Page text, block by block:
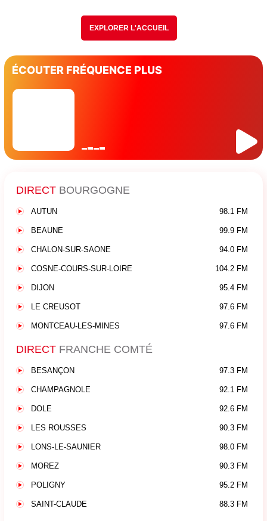
EXPLORER L'ACCUEIL
ÉCOUTER FRÉQUENCE PLUS
DIRECT BOURGOGNE
AUTUN 98.1 FM
BEAUNE 99.9 FM
CHALON-SUR-SAONE 94.0 FM
COSNE-COURS-SUR-LOIRE 104.2 FM
DIJON 95.4 FM
LE CREUSOT 97.6 FM
MONTCEAU-LES-MINES 97.6 FM
DIRECT FRANCHE COMTÉ
BESANÇON 97.3 FM
CHAMPAGNOLE 92.1 FM
DOLE 92.6 FM
LES ROUSSES 90.3 FM
LONS-LE-SAUNIER 98.0 FM
MOREZ 90.3 FM
POLIGNY 95.2 FM
SAINT-CLAUDE 88.3 FM